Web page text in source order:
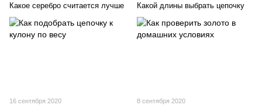
Какое серебро считается лучше Какой длины выбрать цепочку
16 сентября 2020 8 сентября 2020